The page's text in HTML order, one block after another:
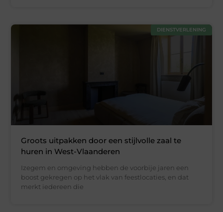
DIENSTVERLENING
Groots uitpakken door een stijlvolle zaal te
huren in West-Vlaanderen
Izegem en omgeving hebben de voorbije jaren een
boost gekregen op het vlak van feestlocaties, en dat
merkt iedereen die